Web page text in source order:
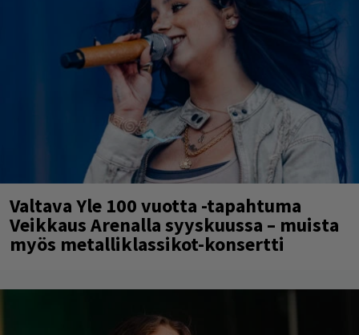
Valtava Yle 100 vuotta -tapahtuma
Veikkaus Arenalla syyskuussa – muista
myös metalliklassikot-konsertti